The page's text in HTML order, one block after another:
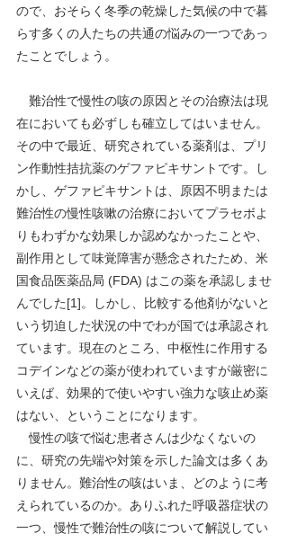
ので、おそらく冬季の乾燥した気候の中で暮
らす多くの人たちの共通の悩みの一つであっ
たことでしょう。
難治性で慢性の咳の原因とその治療法は現
在においても必ずしも確立してはいません。
その中で最近、研究されている薬剤は、プリ
ン作動性拮抗薬のゲファピキサントです。し
かし、ゲファピキサントは、原因不明または
難治性の慢性咳嗽の治療においてプラセボよ
りもわずかな効果しか認めなかったことや、
副作用として味覚障害が懸念されたため、米
国食品医薬品局 (FDA) はこの薬を承認しませ
んでした[1]。しかし、比較する他剤がないと
いう切迫した状況の中でわが国では承認され
ています。現在のところ、中枢性に作用する
コデインなどの薬が使われていますが厳密に
いえば、効果的で使いやすい強力な咳止め薬
はない、ということになります。
慢性の咳で悩む患者さんは少なくないの
に、研究の先端や対策を示した論文は多くあ
りません。難治性の咳はいま、どのように考
えられているのか。ありふれた呼吸器症状の
一つ、慢性で難治性の咳について解説してい